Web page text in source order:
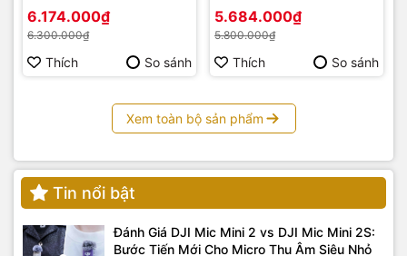
6.174.000₫
6.300.000₫
Thích So sánh
5.684.000₫
5.800.000₫
Thích So sánh
Xem toàn bộ sản phẩm
Tin nổi bật
Đánh Giá DJI Mic Mini 2 vs DJI Mic Mini 2S:
Bước Tiến Mới Cho Micro Thu Âm Siêu Nhỏ